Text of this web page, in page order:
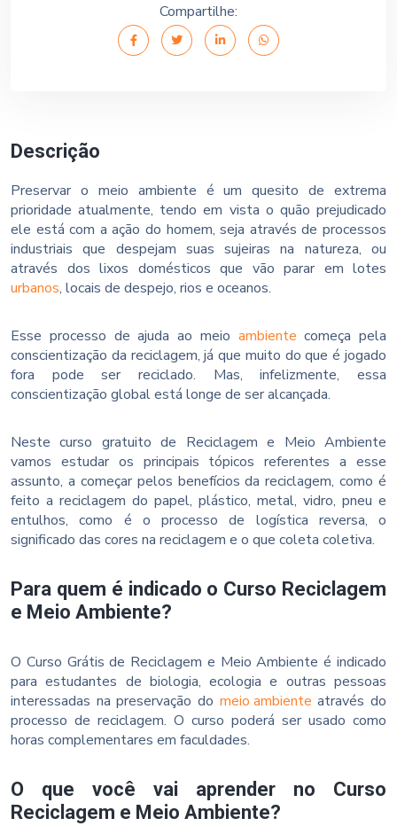
Descrição
Preservar o meio ambiente é um quesito de extrema
prioridade atualmente, tendo em vista o quão prejudicado
ele está com a ação do homem, seja através de processos
industriais que despejam suas sujeiras na natureza, ou
através dos lixos domésticos que vão parar em lotes
urbanos, locais de despejo, rios e oceanos.
Esse processo de ajuda ao meio ambiente começa pela
conscientização da reciclagem, já que muito do que é jogado
fora pode ser reciclado. Mas, infelizmente, essa
conscientização global está longe de ser alcançada.
Neste curso gratuito de Reciclagem e Meio Ambiente
vamos estudar os principais tópicos referentes a esse
assunto, a começar pelos benefícios da reciclagem, como é
feito a reciclagem do papel, plástico, metal, vidro, pneu e
entulhos, como é o processo de logística reversa, o
significado das cores na reciclagem e o que coleta coletiva.
Para quem é indicado o Curso Reciclagem
e Meio Ambiente?
O Curso Grátis de Reciclagem e Meio Ambiente é indicado
para estudantes de biologia, ecologia e outras pessoas
interessadas na preservação do meio ambiente através do
processo de reciclagem. O curso poderá ser usado como
horas complementares em faculdades.
O que você vai aprender no Curso
Reciclagem e Meio Ambiente?
Compartilhe: